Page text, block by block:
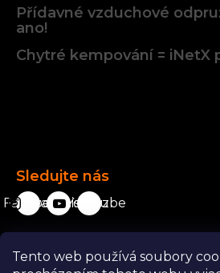
Tento web používá soubory
Přídavné vzduchové
ano!
Chytré kempování = iNetX
Sledujte nás
Facebook
karavanista.cz
YouTube
Odstoupit od smlouvy